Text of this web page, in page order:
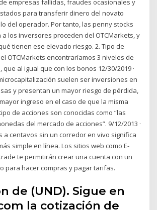
empresas fallidas, fraudes ocasionales y
para transferir dinero del novato
del operador. Por tanto, las penny stocks
a los inversores proceden del OTCMarkets, y
tienen ese elevado riesgo. 2. Tipo de
OTCMarkets encontraríamos 3 niveles de
que al igual que con los bonos 12/30/2019 ·
suelen ser inversiones en
y presentan un mayor riesgo de pérdida,
ingreso en el caso de que la misma
de acciones son conocidas como “las
del mercado de acciones”. 9/12/2013 ·
a centavos sin un corredor en vivo significa
simple en línea. Los sitios web como E-
te permitirán crear una cuenta con un
para hacer compras y pagar tarifas.
de (UND). Sigue en
la cotización de